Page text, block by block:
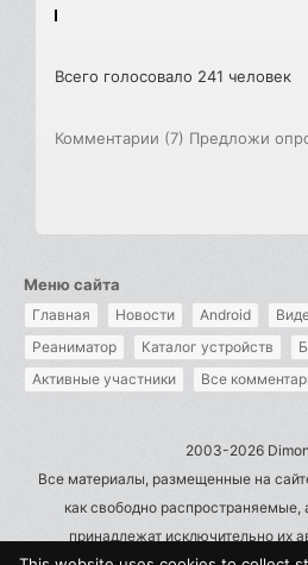
Всего голосовало 241 человек
Комментарии (7) Предложи
Меню сайта
Главная Новости Android
Реаниматор
Каталог устройств
Активные участники
Все
2003-2026
Все материалы, размещенные на
как свободно распространяемые,
принадлежат исключительно их